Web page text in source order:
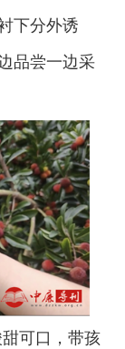
下分外诱
品尝一边采
可口，带孩